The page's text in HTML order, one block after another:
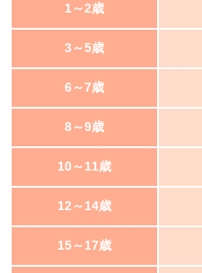
1～2歳
3～5歳
6～7歳
8～9歳
10～11歳
12～14歳
15～17歳